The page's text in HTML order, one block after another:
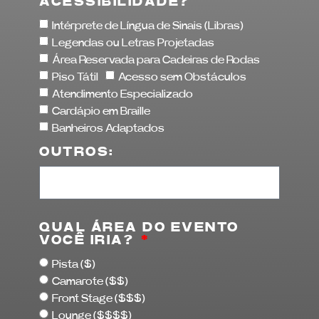
Intérprete de Língua de Sinais (Libras)
Legendas ou Letras Projetadas
Área Reservada para Cadeiras de Rodas
Piso Tátil
Acesso sem Obstáculos
Atendimento Especializado
Cardápio em Braille
Banheiros Adaptados
OUTROS:
QUAL ÁREA DO EVENTO
VOCÊ IRIA?
Pista ($)
Camarote ($$)
Front Stage ($$$)
Lounge ($$$$)